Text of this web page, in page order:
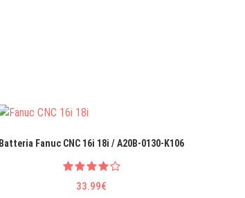
Batteria Fanuc CNC 16i 18i / A20B-0130-K106
33.99€